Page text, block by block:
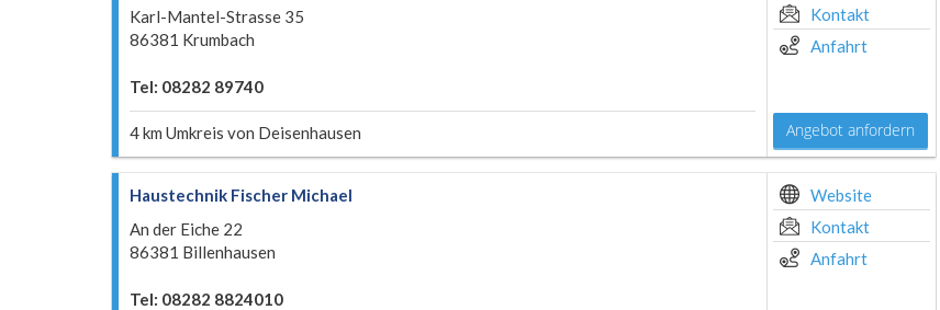
Karl-Mantel-Strasse 35
86381 Krumbach
Tel: 08282 89740
4 km Umkreis von Deisenhausen
Kontakt
Anfahrt
Angebot anfordern
Haustechnik Fischer Michael
An der Eiche 22
86381 Billenhausen
Tel: 08282 8824010
Website
Kontakt
Anfahrt